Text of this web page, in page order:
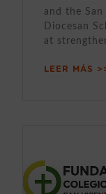
and the
Diocesan
at
LEER MÁS